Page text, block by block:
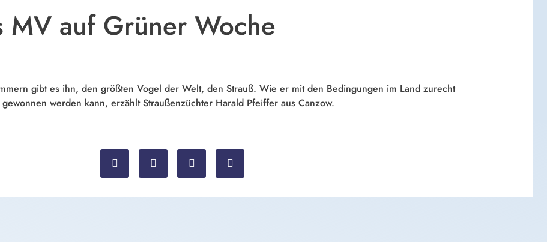
MV auf Grüner Woche
gibt es ihn, den größten Vogel der Welt, den Strauß. Wie er mit den Bedingungen im Land zurecht
werden kann, erzählt Straußenzüchter Harald Pfeiffer aus Canzow.